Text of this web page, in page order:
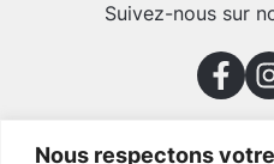
Nous respectons
Suivez-nous sur